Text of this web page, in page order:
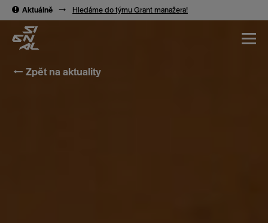
Aktuálně → Hledáme do týmu Grant manažera!
← Zpět na aktuality